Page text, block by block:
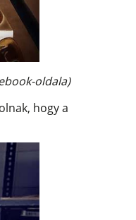
oldala)
hogy a